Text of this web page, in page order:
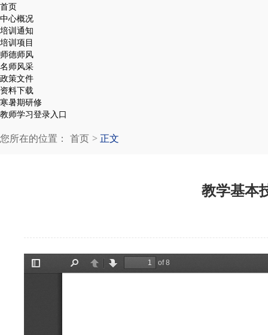
首页
中心概况
培训通知
培训项目
师德师风
名师风采
政策文件
资料下载
寒暑期研修
教师学习登录入口
您所在的位置： 首页 正文
教学基本